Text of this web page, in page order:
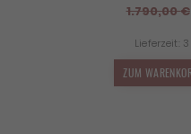
1.790,00€
Lieferzeit:
ZUM